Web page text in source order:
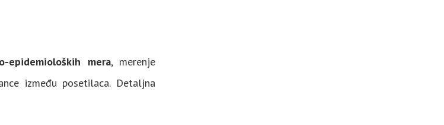
mera, merenje
između posetilaca. Detaljna